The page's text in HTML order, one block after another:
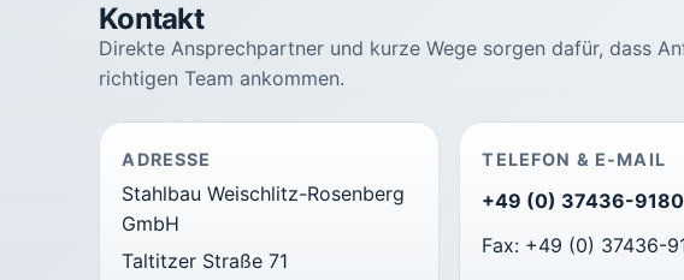
Kontakt
Direkte Ansprechpartner und kurze Wege sorgen dafür, dass
richtigen Team ankommen.
ADRESSE
Stahlbau Weischlitz-Rosenberg
GmbH
Taltitzer Straße 71
TELEFON & E-MAIL
+49 (0) 37436-9180
Fax: +49 (0) 37436-